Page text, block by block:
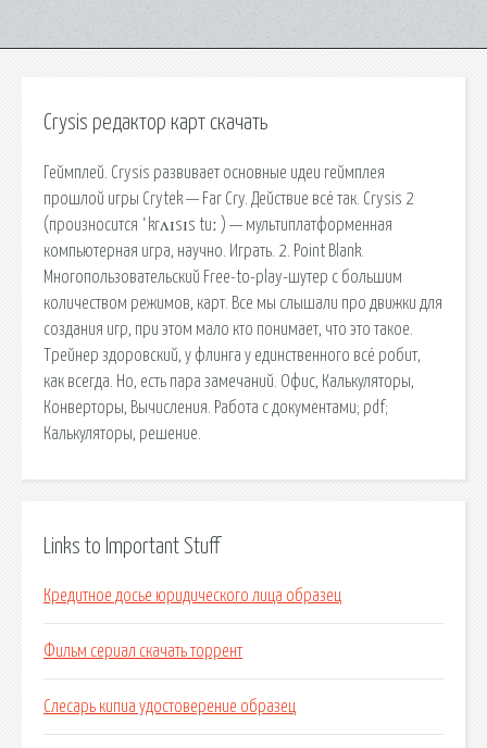
Crysis редактор карт скачать
Геймплей. Crysis развивает основные идеи геймплея
прошлой игры Crytek — Far Cry. Действие всё так. Crysis 2
(произносится ˈkrʌɪsɪs tuː ) — мультиплатформенная
компьютерная игра, научно. Играть. 2. Point Blank.
Многопользовательский Free-to-play-шутер с большим
количеством режимов, карт. Все мы слышали про движки для
создания игр, при этом мало кто понимает, что это такое.
Трейнер здоровский, у флинга у единственного всё робит,
как всегда. Но, есть пара замечаний. Офис, Калькуляторы,
Конверторы, Вычисления. Работа с документами; pdf;
Калькуляторы, решение.
Links to Important Stuff
Кредитное досье юридического лица образец
Фильм сериал скачать торрент
Слесарь кипиа удостоверение образец